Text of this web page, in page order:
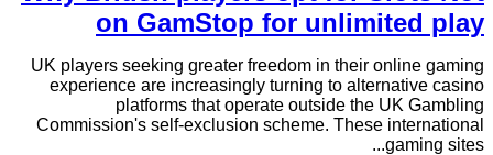
on GamStop for unlimited play
UK players seeking greater freedom in their online gaming
experience are increasingly turning to alternative casino
platforms that operate outside the UK Gambling
Commission's self-exclusion scheme. These international
gaming sites...